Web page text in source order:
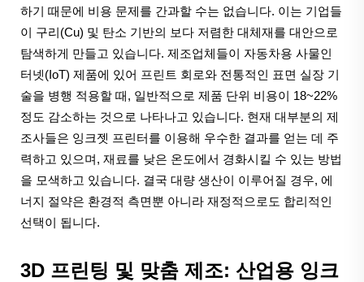
하기 때문에 비용 문제를 간과할 수는 없습니다. 이는 기업들
이 구리(Cu) 및 탄소 기반의 보다 저렴한 대체재를 대안으로
탐색하게 만들고 있습니다. 제조업체들이 자동차용 사물인
터넷(IoT) 제품에 있어 프린트 회로와 전통적인 표면 실장 기
술을 병행 적용할 때, 일반적으로 제품 단위 비용이 18~22%
정도 감소하는 것으로 나타나고 있습니다. 현재 대부분의 제
조사들은 잉크젯 프린터를 이용해 우수한 결과를 얻는 데 주
력하고 있으며, 재료를 낮은 온도에서 경화시킬 수 있는 방법
을 모색하고 있습니다. 결국 대량 생산이 이루어질 경우, 에
너지 절약은 환경적 측면뿐 아니라 재정적으로도 합리적인
선택이 됩니다.
3D 프린팅 및 맞춤 제조: 산업용 잉크